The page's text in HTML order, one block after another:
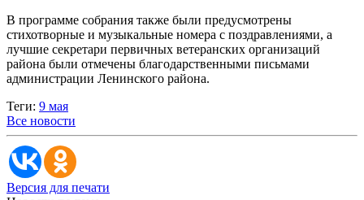
В программе собрания также были предусмотрены
стихотворные и музыкальные номера с поздравлениями, а
лучшие секретари первичных ветеранских организаций
района были отмечены благодарственными письмами
администрации Ленинского района.
Теги: 9 мая
Все новости
Версия для печати